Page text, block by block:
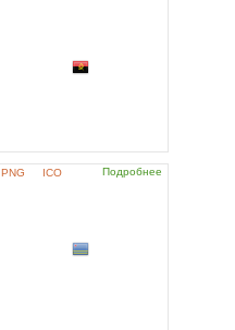
PNG ICO Подробнее